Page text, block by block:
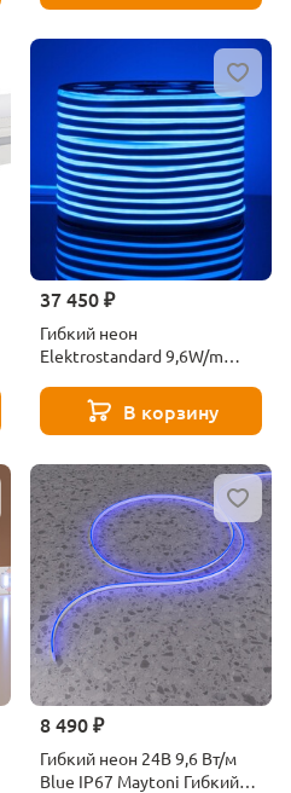
37 450 ₽
Гибкий неон
Elektrostandard 9,6W/m
50M a040594В корзину
8 490 ₽
Гибкий неон 24В 9,6 Вт/м
Blue IP67 Maytoni Гибкий